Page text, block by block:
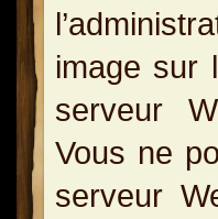
image sur
serveur
Vous ne
serveur